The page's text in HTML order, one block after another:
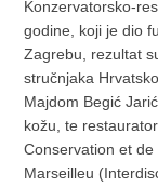
Konzervatorsko-
godine, koji je dio
Zagrebu, rezultat
stručnjaka
Majdom Begić
kožu, te
Conservation et
Marseilleu